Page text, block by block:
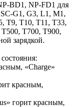
BD1, NP-FD1 для
G1, G3, L1, M1,
T9, T10, T11, T33,
T700, T900,
зарядкой.
«Charge»
красным,
горит красным,